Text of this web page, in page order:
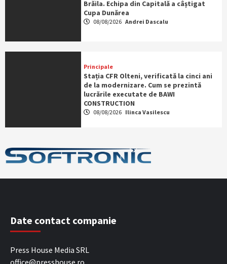
Brăila. Echipa din Capitală a câștigat
Cupa Dunărea
08/08/2026 Andrei Dascalu
Principale
Stația CFR Olteni, verificată la cinci ani
de la modernizare. Cum se prezintă
lucrările executate de BAWI
CONSTRUCTION
08/08/2026 Ilinca Vasilescu
Date contact companie
Press House Media SRL